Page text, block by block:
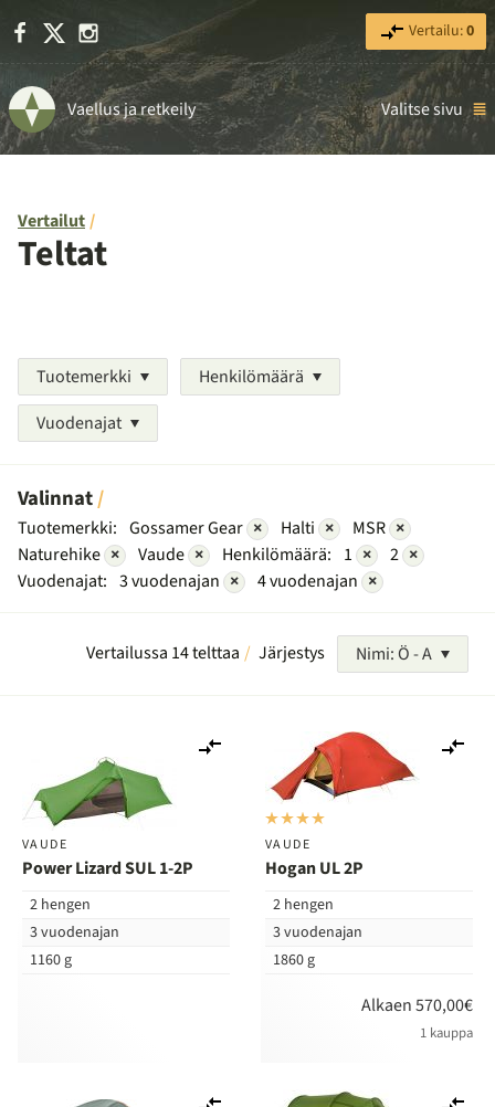
Facebook Instagram Vertailu:0
Vaellus ja retkeily Valitse sivu
Vertailut
Teltat
Tuotemerkki
Henkilömäärä
Vuodenajat
Valinnat
Tuotemerkki: Gossamer Gear × Halti × MSR ×
Naturehike × Vaude × Henkilömäärä: 1 × 2 ×
Vuodenajat: 3 vuodenajan × 4 vuodenajan ×
Vertailussa 14 telttaa Järjestys Nimi: Ö - A
VAUDE
Power Lizard SUL 1-2P
2 hengen
3 vuodenajan
1160 g
vertailuun
VAUDE
Hogan UL 2P
2 hengen
3 vuodenajan
1860 g
Alkaen 570,00€
1 kauppa